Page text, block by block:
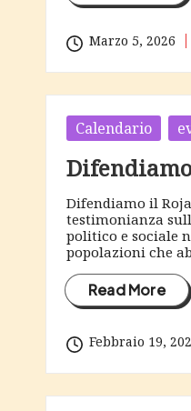
Marzo 5, 2026
Tags:
Posted
inCalendario
Difendiamo il
testimonianza
politico e sociale
popolazioni che
Read More
Febbraio 19,
Tags: